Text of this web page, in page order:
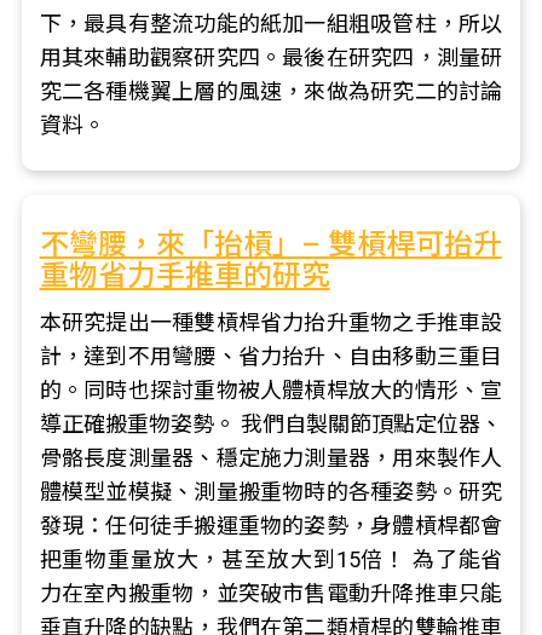
下，最具有整流功能的紙加一組粗吸管柱，所以
用其來輔助觀察研究四。最後在研究四，測量研
究二各種機翼上層的風速，來做為研究二的討論
資料。
不彎腰，來「抬槓」– 雙槓桿可抬升
重物省力手推車的研究
本研究提出一種雙槓桿省力抬升重物之手推車設
計，達到不用彎腰、省力抬升、自由移動三重目
的。同時也探討重物被人體槓桿放大的情形、宣
導正確搬重物姿勢。 我們自製關節頂點定位器、
骨骼長度測量器、穩定施力測量器，用來製作人
體模型並模擬、測量搬重物時的各種姿勢。研究
發現：任何徒手搬運重物的姿勢，身體槓桿都會
把重物重量放大，甚至放大到15倍！ 為了能省
力在室內搬重物，並突破市售電動升降推車只能
垂直升降的缺點，我們在第二類槓桿的雙輪推車